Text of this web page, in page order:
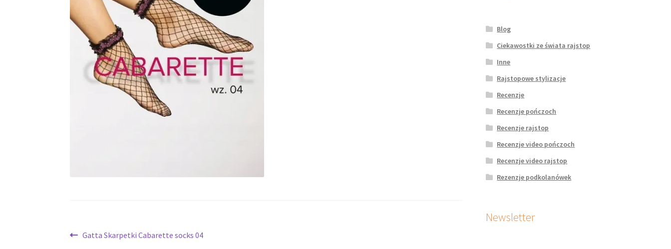
Nawigacja
Poprzedni
Gatta Skarpetki Cabarette socks 04
Blog
Ciekawostki ze świata rajstop
Inne
Rajstopowe stylizacje
Recenzje
Recenzje pończoch
Recenzje rajstop
Recenzje video pończoch
Recenzje video rajstop
Rezenzje podkolanówek
Newsletter